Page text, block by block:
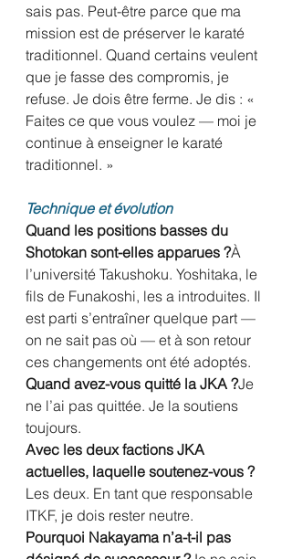
sais pas. Peut-être parce que ma
mission est de préserver le karaté
traditionnel. Quand certains veulent
que je fasse des compromis, je
refuse. Je dois être ferme. Je dis : «
Faites ce que vous voulez — moi je
continue à enseigner le karaté
traditionnel. »
Technique et évolution
Quand les positions basses du
Shotokan sont-elles apparues ?À
l’université Takushoku. Yoshitaka, le
fils de Funakoshi, les a introduites. Il
est parti s’entraîner quelque part —
on ne sait pas où — et à son retour
ces changements ont été adoptés.
Quand avez-vous quitté la JKA ?Je
ne l’ai pas quittée. Je la soutiens
toujours.
Avec les deux factions JKA
actuelles, laquelle soutenez-vous ?
Les deux. En tant que responsable
ITKF, je dois rester neutre.
Pourquoi Nakayama n’a-t-il pas